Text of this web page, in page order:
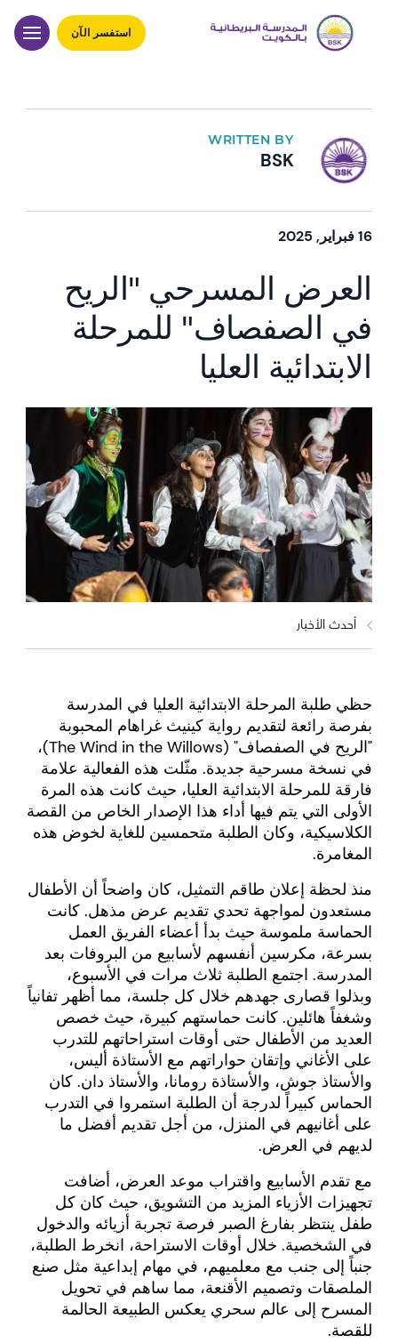
استفسر الآن
WRITTEN BY
BSK
16 فبراير, 2025
العرض المسرحي "الريح
في الصفصاف" للمرحلة
الابتدائية العليا
أحدث الأخبار
حظي طلبة المرحلة الابتدائية العليا في المدرسة
بفرصة رائعة لتقديم رواية كينيث غراهام المحبوبة
"الريح في الصفصاف" (The Wind in the Willows)،
في نسخة مسرحية جديدة. مثّلت هذه الفعالية علامة
فارقة للمرحلة الابتدائية العليا، حيث كانت هذه المرة
الأولى التي يتم فيها أداء هذا الإصدار الخاص من القصة
الكلاسيكية، وكان الطلبة متحمسين للغاية لخوض هذه
المغامرة.
منذ لحظة إعلان طاقم التمثيل، كان واضحاً أن الأطفال
مستعدون لمواجهة تحدي تقديم عرض مذهل. كانت
الحماسة ملموسة حيث بدأ أعضاء الفريق العمل
بسرعة، مكرسين أنفسهم لأسابيع من البروفات بعد
المدرسة. اجتمع الطلبة ثلاث مرات في الأسبوع،
وبذلوا قصارى جهدهم خلال كل جلسة، مما أظهر تفانياً
وشغفاً هائلين. كانت حماستهم كبيرة، حيث خصص
العديد من الأطفال حتى أوقات استراحاتهم للتدرب
على الأغاني وإتقان حواراتهم مع الأستاذة أليس،
والأستاذ جوش، والأستاذة رومانا، والأستاذ دان. كان
الحماس كبيراً لدرجة أن الطلبة استمروا في التدرب
على أغانيهم في المنزل، من أجل تقديم أفضل ما
لديهم في العرض.
مع تقدم الأسابيع واقتراب موعد العرض، أضافت
تجهيزات الأزياء المزيد من التشويق، حيث كان كل
طفل ينتظر بفارغ الصبر فرصة تجربة أزيائه والدخول
في الشخصية. خلال أوقات الاستراحة، انخرط الطلبة،
جنباً إلى جنب مع معلميهم، في مهام إبداعية مثل صنع
الملصقات وتصميم الأقنعة، مما ساهم في تحويل
المسرح إلى عالم سحري يعكس الطبيعة الحالمة
للقصة.